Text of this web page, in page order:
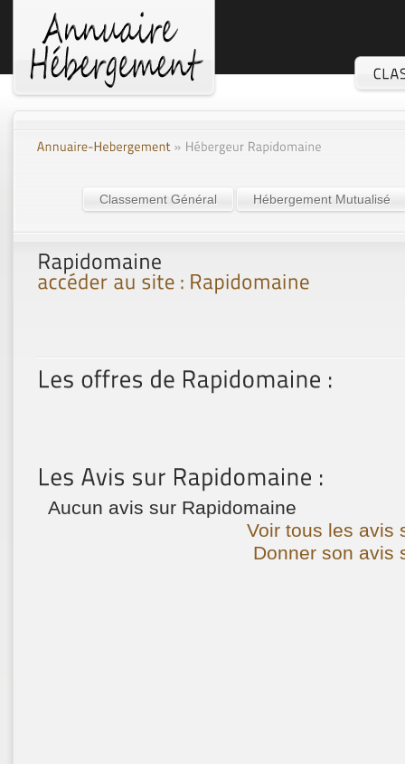
Classement Général Hébergement Mutualisé
Aucun avis sur Rapidomaine
Voir tous les avis
Donner son avis